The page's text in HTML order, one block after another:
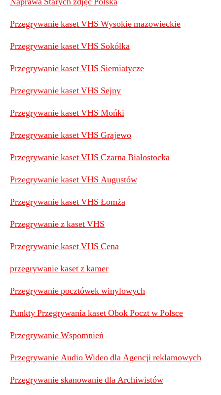
Przegrywanie kaset VHS Wysokie mazowieckie
Przegrywanie kaset VHS Sokółka
Przegrywanie kaset VHS Siemiatycze
Przegrywanie kaset VHS Sejny
Przegrywanie kaset VHS Mońki
Przegrywanie kaset VHS Grajewo
Przegrywanie kaset VHS Czarna Białostocka
Przegrywanie kaset VHS Augustów
Przegrywanie kaset VHS Łomża
Przegrywanie z kaset VHS
Przegrywanie kaset VHS Cena
przegrywanie kaset z kamer
Przegrywanie pocztówek winylowych
Punkty Przegrywania kaset Obok Poczt w Polsce
Przegrywanie Wspomnień
Przegrywanie Audio Wideo dla Agencji reklamowych
Przegrywanie skanowanie dla Archiwistów